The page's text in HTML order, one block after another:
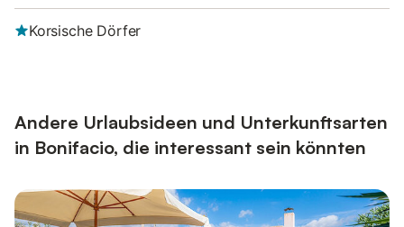
Korsische Dörfer
Andere Urlaubsideen und Unterkunftsarten
in Bonifacio, die interessant sein könnten